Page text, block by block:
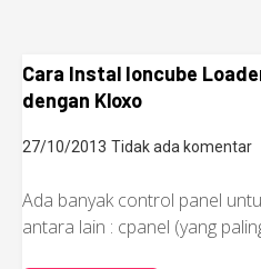
Cara Instal Ioncube
dengan Kloxo
27/10/2013 Tidak ada komentar
Ada banyak control panel
antara lain : cpanel (yang